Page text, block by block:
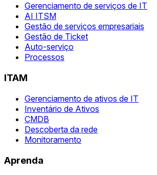
Gerenciamento de serviços de IT
AI ITSM
Gestão de serviços empresariais
Gestão de Ticket
Auto-serviço
Processos
ITAM
Gerenciamento de ativos de IT
Inventário de Ativos
CMDB
Descoberta da rede
Monitoramento
Aprenda